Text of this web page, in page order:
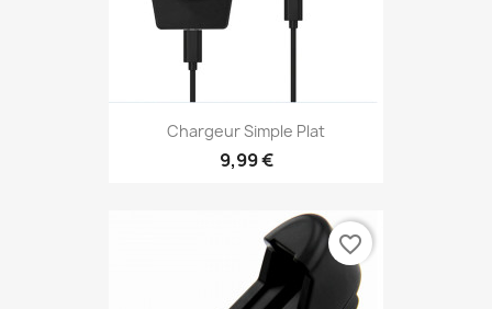
Chargeur Simple Plat
9,99 €
favorite_border